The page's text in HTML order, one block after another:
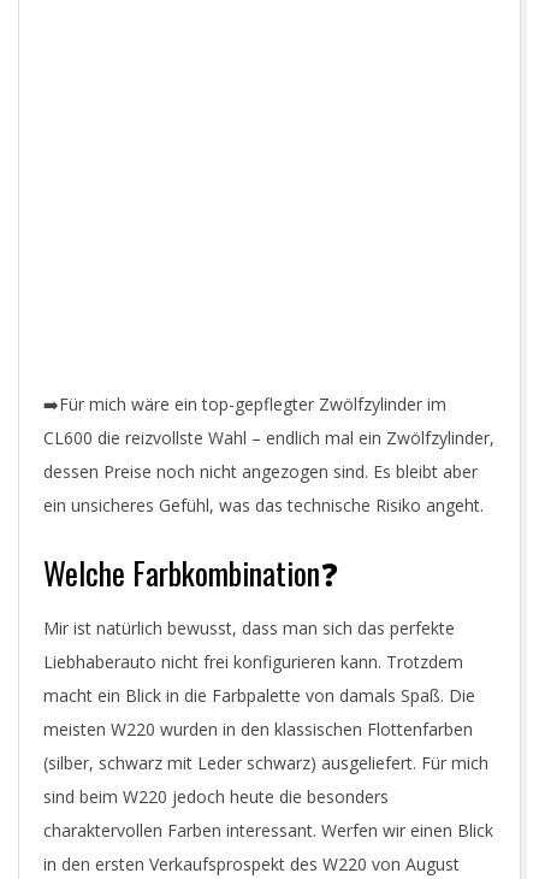
➡️Für mich wäre ein top-gepflegter Zwölfzylinder im
CL600 die reizvollste Wahl – endlich mal ein Zwölfzylinder,
dessen Preise noch nicht angezogen sind. Es bleibt aber
ein unsicheres Gefühl, was das technische Risiko angeht.
Welche Farbkombination❓
Mir ist natürlich bewusst, dass man sich das perfekte
Liebhaberauto nicht frei konfigurieren kann. Trotzdem
macht ein Blick in die Farbpalette von damals Spaß. Die
meisten W220 wurden in den klassischen Flottenfarben
(silber, schwarz mit Leder schwarz) ausgeliefert. Für mich
sind beim W220 jedoch heute die besonders
charaktervollen Farben interessant. Werfen wir einen Blick
in den ersten Verkaufsprospekt des W220 von August